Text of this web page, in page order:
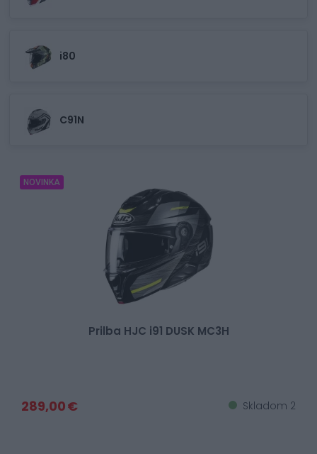
i80
C91N
NOVINKA
Prilba HJC i91 DUSK MC3H
289,00 € Skladom 2